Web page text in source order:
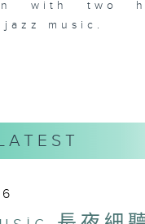
with two
music.
are alone and
節目當然少不了氣
精選一些中國音樂送
入睡，別忘了第四